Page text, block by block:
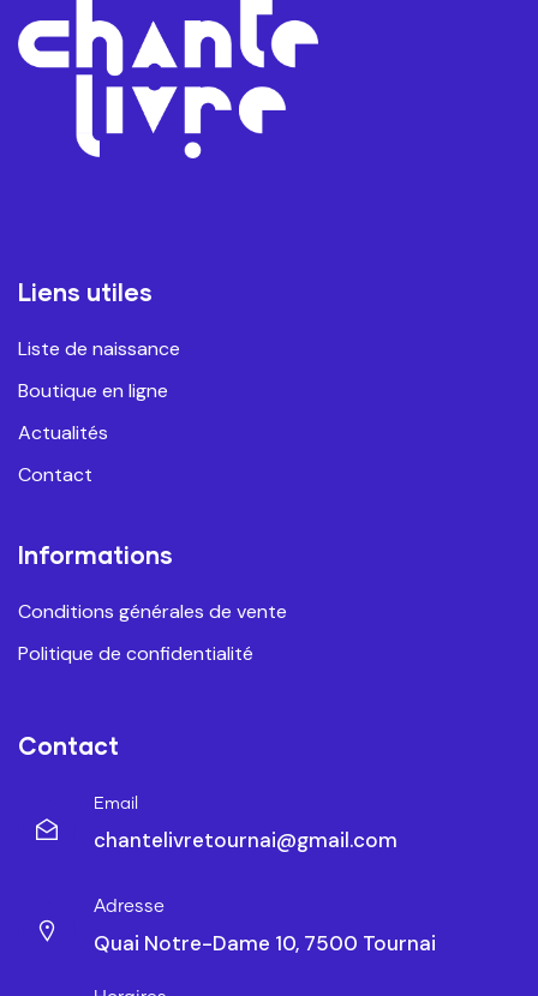
Liens utiles
Liste de naissance
Boutique en ligne
Actualités
Contact
Informations
Conditions générales de vente
Politique de confidentialité
Contact
Email
chantelivretournai@gmail.com
Adresse
Quai Notre-Dame 10, 7500 Tournai